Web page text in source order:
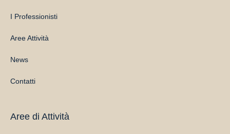
I Professionisti
Aree Attività
News
Contatti
Aree di Attività